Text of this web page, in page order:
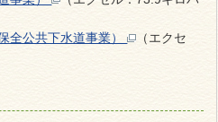
全公共下水道事業）
（エクセ